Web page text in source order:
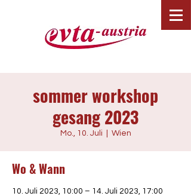
sommer workshop
gesang 2023
Mo., 10. Juli Wien
Wo & Wann
10. Juli 2023, 10:00 – 14. Juli 2023, 17:00